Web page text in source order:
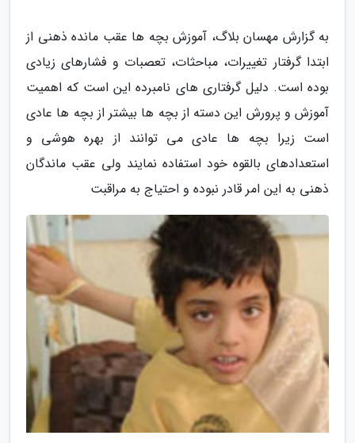
به گزارش مهسان بلاگ، آموزش بچه ها عقب مانده ذهنی از
ابتدا گرفتار تغییرات، مباحثات، تعصبات و فشارهای زیادی
بوده است. دلیل گرفتاری های نامبرده این است که اهمیت
آموزش و پرورش این دسته از بچه ها بیشتر از بچه ها عادی
است زیرا بچه ها عادی می توانند از بهره هوشی و
استعدادهای بالقوه خود استفاده نمایند ولی عقب ماندگان
ذهنی به این امر قادر نبوده و احتیاج به مراقبت